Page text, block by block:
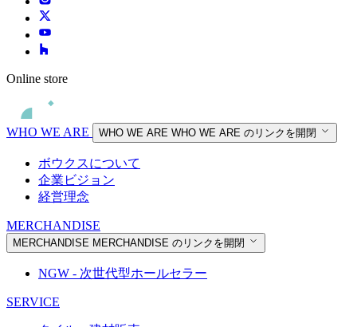
Online store
WHO WE ARE WHO WE ARE WHO WE ARE のリンクを開閉
ボウクスについて
企業ビジョン
経営理念
MERCHANDISE
MERCHANDISE MERCHANDISE のリンクを開閉
NGW - 次世代型ホールセラー
SERVICE